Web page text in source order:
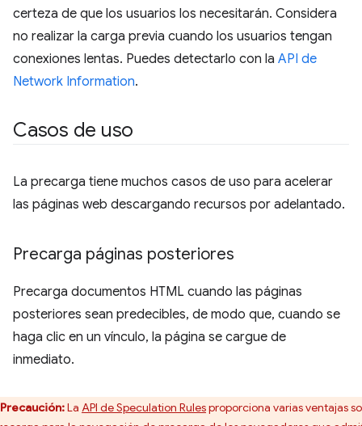
certeza de que los usuarios los necesitarán. Considera
no realizar la carga previa cuando los usuarios tengan
conexiones lentas. Puedes detectarlo con la API de
Network Information.
Casos de uso
La precarga tiene muchos casos de uso para acelerar
las páginas web descargando recursos por adelantado.
Precarga páginas posteriores
Precarga documentos HTML cuando las páginas
posteriores sean predecibles, de modo que, cuando se
haga clic en un vínculo, la página se cargue de
inmediato.
Precaución:La API de Speculation Rulesproporciona varias ventajas